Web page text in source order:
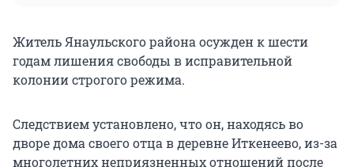
Житель Янаульского района осужден к шести
годам лишения свободы в исправительной
колонии строгого режима.
Следствием установлено, что он, находясь во
дворе дома своего отца в деревне Иткенеево, из-за
многолетних неприязненных отношений после